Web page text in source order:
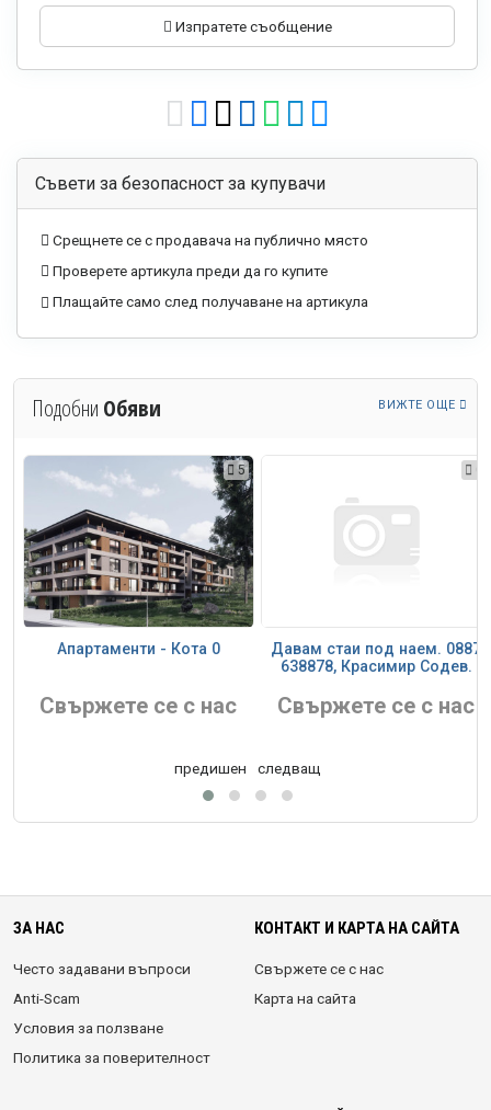
Изпратете съобщение
Съвети за безопасност за купувачи
Срещнете се с продавача на публично място
Проверете артикула преди да го купите
Плащайте само след получаване на артикула
Подобни Обяви ВИЖТЕ ОЩЕ
5
Апартаменти - Кота 0
Свържете се с нас
Давам стаи под наем. 0887
638878, Красимир Содев.
Свържете се с нас
предишен следващ
ЗА НАС
Често задавани въпроси
Anti-Scam
Условия за ползване
Политика за поверителност
КОНТАКТ И КАРТА НА САЙТА
Свържете се с нас
Карта на сайта